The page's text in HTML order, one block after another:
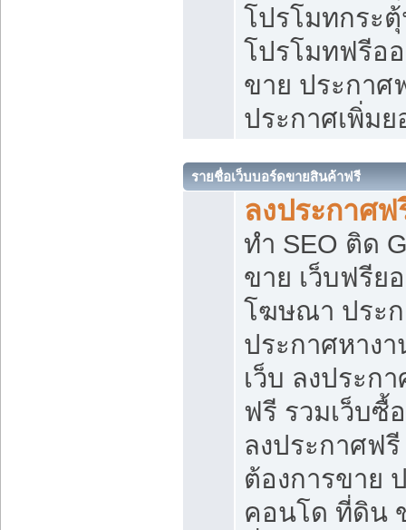
โปรโมทกระ
โปรโมทฟรีอ
ขาย ประกาศ
ประกาศเพิ่ม
รายชื่อเว็บบอร์ดขายสินค้าฟรี
ลงประกาศฟ
ทำ SEO ติด
ขาย เว็บฟรีย
โฆษณา ประ
ประกาศหาง
เว็บ ลงประก
ฟรี รวมเว็บซื้
ลงประกาศฟ
ต้องการขาย
คอนโด ที่ดิน